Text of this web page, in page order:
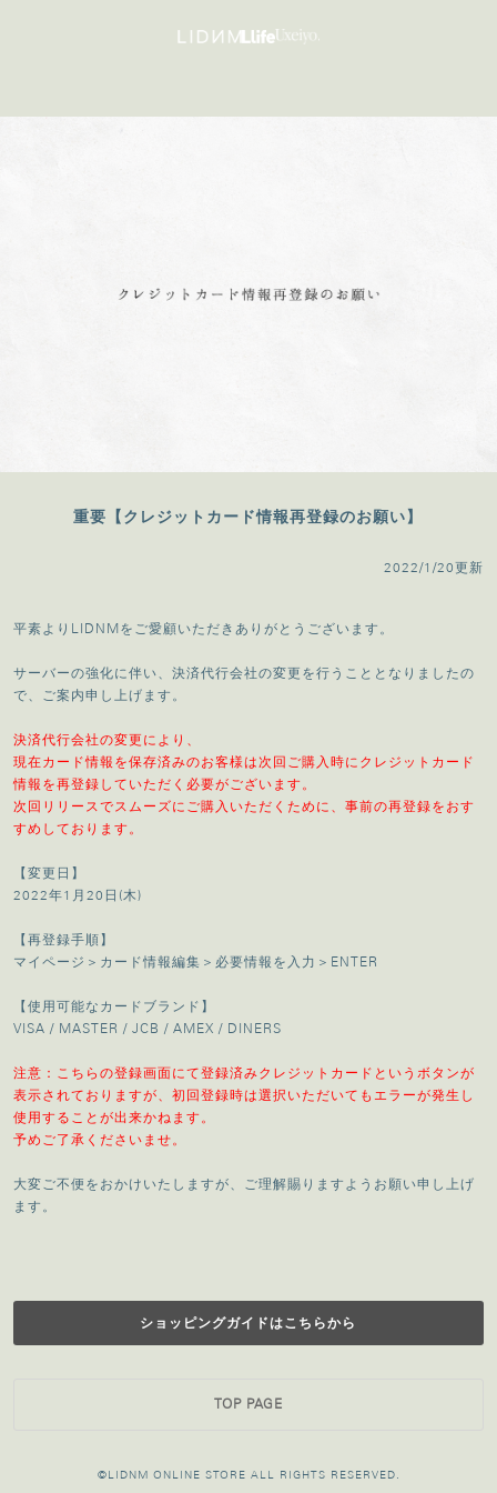
重要【クレジットカード情報再登録のお願い】
2022/1/20更新
平素よりLIDNMをご愛顧いただきありがとうございます。
サーバーの強化に伴い、決済代行会社の変更を行うこととなりましたの
で、ご案内申し上げます。
決済代行会社の変更により、
現在カード情報を保存済みのお客様は次回ご購入時にクレジットカード
情報を再登録していただく必要がございます。
次回リリースでスムーズにご購入いただくために、事前の再登録をおす
すめしております。
【変更日】
2022年1月20日(木)
【再登録手順】
マイページ＞カード情報編集＞必要情報を入力＞ENTER
【使用可能なカードブランド】
VISA / MASTER / JCB / AMEX / DINERS
注意：こちらの登録画面にて登録済みクレジットカードというボタンが
表示されておりますが、初回登録時は選択いただいてもエラーが発生し
使用することが出来かねます。
予めご了承くださいませ。
大変ご不便をおかけいたしますが、ご理解賜りますようお願い申し上げ
ます。
ショッピングガイドはこちらから
TOP PAGE
©LIDNM ONLINE STORE ALL RIGHTS RESERVED.